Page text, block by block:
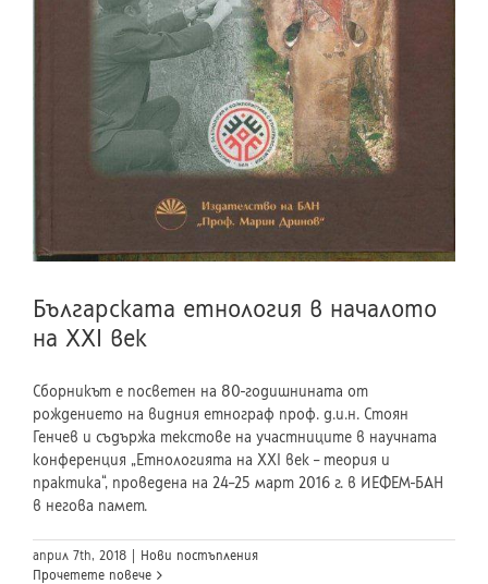
Българската етнология в началото
на XXI век
Сборникът е посветен на 80-годишнината от
рождението на видния етнограф проф. д.и.н. Стоян
Генчев и съдържа текстове на участниците в научната
конференция „Етнологията на XXI век – теория и
практика“, проведена на 24–25 март 2016 г. в ИЕФЕМ-БАН
в негова памет.
април 7th, 2018
Нови постъпления
Прочетете повече